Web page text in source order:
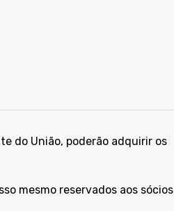
do União, poderão adquirir os
mesmo reservados aos sócios